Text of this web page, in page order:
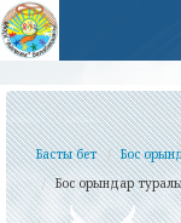
Басты бет
Бос
Бос орындар туралы